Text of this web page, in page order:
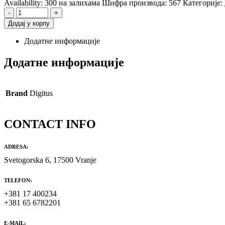
Availability: 300 на залихама Шифра производа: 567 Категорије:
-
+
Додај у корпу
Додатне информације
Додатне информације
Brand Digitus
CONTACT INFO
ADRESA:
Svetogorska 6, 17500 Vranje
TELEFON:
+381 17 400234
+381 65 6782201
E-MAIL: